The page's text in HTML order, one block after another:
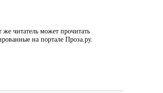
читатель может прочитать
на портале Проза.ру.